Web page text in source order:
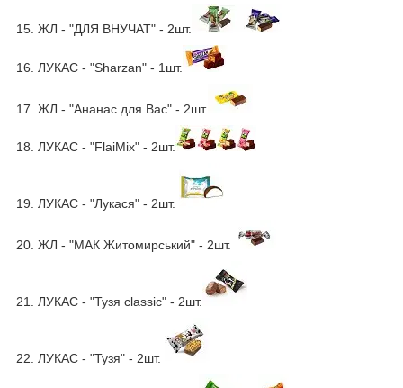
15. ЖЛ - "ДЛЯ ВНУЧАТ" - 2шт.
16. ЛУКАС - "Sharzan" - 1шт.
17. ЖЛ - "Ананас для Вас" - 2шт.
18. ЛУКАС - "FlaiMix" - 2шт.
19. ЛУКАС - "Лукася" - 2шт.
20. ЖЛ - "МАК Житомирський" - 2шт.
21. ЛУКАС - "Тузя classic" - 2шт.
22. ЛУКАС - "Тузя" - 2шт.